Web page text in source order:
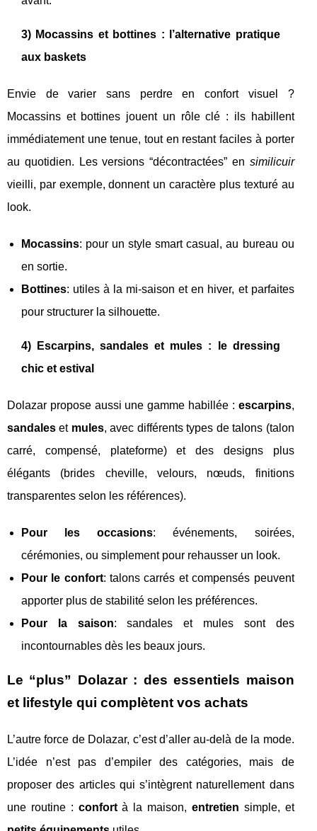
3) Mocassins et bottines : l’alternative pratique
aux baskets
Envie de varier sans perdre en confort visuel ?
Mocassins et bottines jouent un rôle clé : ils habillent
immédiatement une tenue, tout en restant faciles à porter
au quotidien. Les versions “décontractées” en similicuir
vieilli, par exemple, donnent un caractère plus texturé au
look.
Mocassins: pour un style smart casual, au bureau ou
en sortie.
Bottines: utiles à la mi-saison et en hiver, et parfaites
pour structurer la silhouette.
4) Escarpins, sandales et mules : le dressing
chic et estival
Dolazar propose aussi une gamme habillée : escarpins,
sandales et mules, avec différents types de talons (talon
carré, compensé, plateforme) et des designs plus
élégants (brides cheville, velours, nœuds, finitions
transparentes selon les références).
Pour les occasions: événements, soirées,
cérémonies, ou simplement pour rehausser un look.
Pour le confort: talons carrés et compensés peuvent
apporter plus de stabilité selon les préférences.
Pour la saison: sandales et mules sont des
incontournables dès les beaux jours.
Le “plus” Dolazar : des essentiels maison
et lifestyle qui complètent vos achats
L’autre force de Dolazar, c’est d’aller au-delà de la mode.
L’idée n’est pas d’empiler des catégories, mais de
proposer des articles qui s’intègrent naturellement dans
une routine : confortà la maison, entretien simple, et